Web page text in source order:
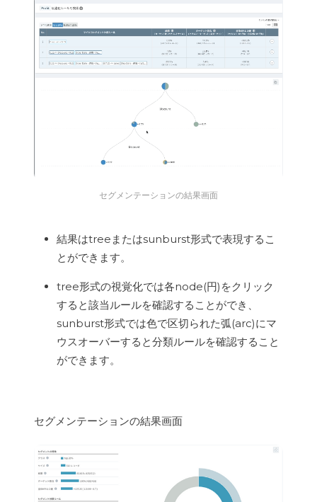
セグメンテーションの結果画面
結果はtreeまたはsunburst形式で表現するこ
とができます。
tree形式の視覚化では各node(円)をクリック
すると該当ルールを確認することができ、
sunburst形式では色で区切られた弧(arc)にマ
ウスオーバーすると分類ルールを確認すること
ができます。
セグメンテーションの結果画面